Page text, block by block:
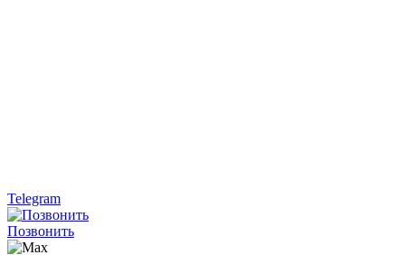
Telegram
Позвонить